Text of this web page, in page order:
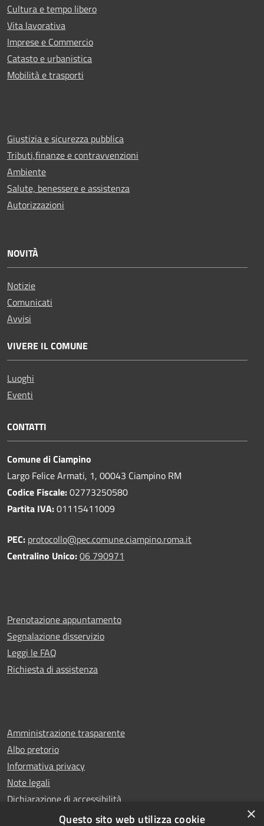
Cultura e tempo libero
Vita lavorativa
Imprese e Commercio
Catasto e urbanistica
Mobilità e trasporti
Giustizia e sicurezza pubblica
Tributi,finanze e contravvenzioni
Ambiente
Salute, benessere e assistenza
Autorizzazioni
NOVITÀ
Notizie
Comunicati
Avvisi
VIVERE IL COMUNE
Luoghi
Eventi
CONTATTI
Comune di Ciampino
Largo Felice Armati, 1, 00043 Ciampino RM
Codice Fiscale:02773250580
Partita IVA:01115411009
PEC: protocollo@pec.comune.ciampino.roma.it
Centralino Unico:06 790971
Prenotazione appuntamento
Segnalazione disservizio
Leggi le FAQ
Richiesta di assistenza
Amministrazione trasparente
Albo pretorio
Informativa privacy
Note legali
Dichiarazione di accessibilità
Whistleblowing
×
Questo sito web utilizza cookie